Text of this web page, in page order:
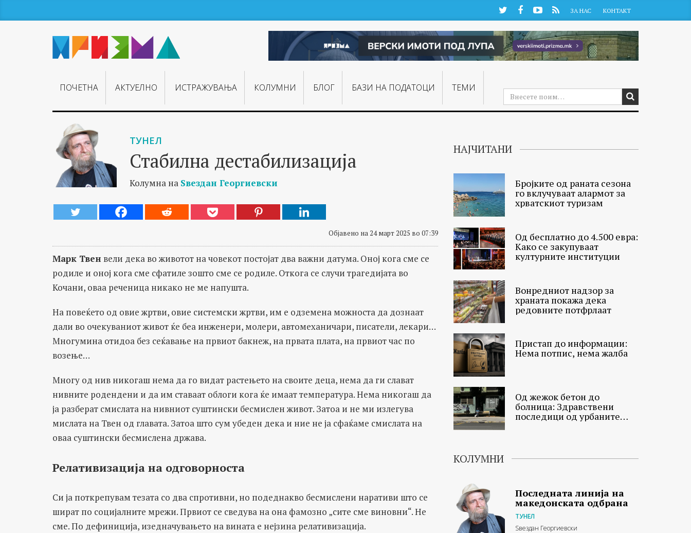
TwitterFacebookYouTube
RSS ЗА НАС КОНТАКТ
ПОЧЕТНА АКТУЕЛНО ИСТРАЖУВАЊA КОЛУМНИ БЛОГ БАЗИ НА ПОДАТОЦИ ТЕМИ
ТУНЕЛ
Стабилна дестабилизација
Колумна на Ѕвездан Георгиевски
Објавено на 24 март 2025 во 07:39
Марк Твен вели дека во животот на човекот постојат два важни датума. Оној кога сме се
родиле и оној кога сме сфатиле зошто сме се родиле. Откога се случи трагедијата во
Кочани, оваа реченица никако не ме напушта.
На повеќето од овие жртви, овие системски жртви, им е одземена можноста да дознаат
дали во очекуваниот живот ќе беа инженери, молери, автомеханичари, писатели, лекари…
Многумина отидоа без сеќавање на првиот бакнеж, на првата плата, на првиот час по
возење…
Многу од нив никогаш нема да го видат растењето на своите деца, нема да ги слават
нивните родендени и да им ставаат облоги кога ќе имаат температура. Нема никогаш да
ја разберат смислата на нивниот суштински бесмислен живот. Затоа и не ми излегува
мислата на Твен од главата. Затоа што сум убеден дека и ние не ја сфаќаме смислата на
оваа суштински бесмислена држава.
Релативизација на одговорноста
Си ја поткрепувам тезата со два спротивни, но подеднакво бесмислени наративи што се
шират по социјалните мрежи. Првиот се сведува на она фамозно „сите сме виновни“. Не
сме. По дефиниција, изедначувањето на вината е нејзина релативизација.
НАЈЧИТАНИ
Бројките од раната сезона
го вклучуваат алармот за
хрватскиот туризам
Од бесплатно до 4.500 евра:
Како се закупуваат
културните институции
Вонредниот надзор за
храната покажа дека
редовните потфрлаат
Пристап до информации:
Нема потпис, нема жалба
Од жежок бетон до
болница: Здравствени
последици од урбаните
КОЛУМНИ
Последната линија на
македонската одбрана
ТУНЕЛ
Ѕвездан Георгиевски